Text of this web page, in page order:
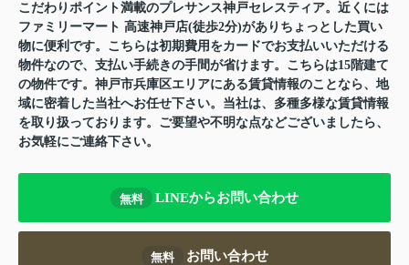
こだわりポイント満載のプレサンス神戸セレスティア。近くには
ファミリーマート 高速神戸店(徒歩2分)がありちょっとした買い
物に便利です。こちらは初期費用をカードでお支払いいただける
物件なので、支払い手続きの手間が省けます。こちらは15階建て
の物件です。神戸市兵庫区エリアにある賃貸情報のことなら、地
域に密着した当社へお任せ下さい。当社は、多種多様な賃貸情報
を取り扱っております。ご要望や不明な点などございましたら、
お気軽にご連絡下さい。
無料 LINEからお問い合わせ
無料 お問い合わせ